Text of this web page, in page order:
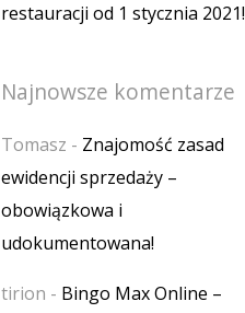
restauracji od 1 stycznia 2021!
Najnowsze komentarze
Tomasz - Znajomość zasad
ewidencji sprzedaży –
obowiązkowa i
udokumentowana!
tirion - Bingo Max Online –